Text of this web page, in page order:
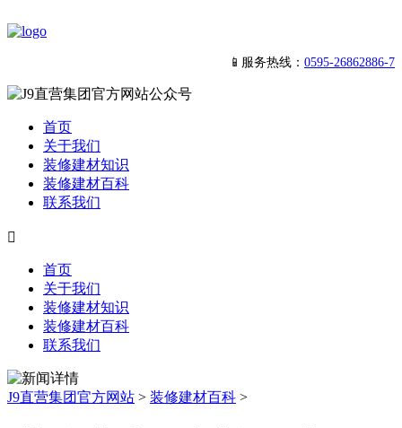
📱服务热线： 0595-26862886-7
首页
关于我们
装修建材知识
装修建材百科
联系我们

首页
关于我们
装修建材知识
装修建材百科
联系我们
J9直营集团官方网站 > 装修建材百科 >